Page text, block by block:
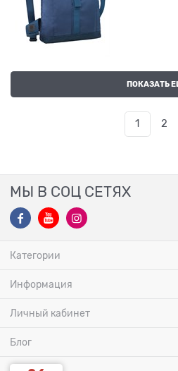
ПОКАЗАТЬ
1 2
МЫ В СОЦ СЕТЯХ
Категории
Информация
Личный кабинет
Блог